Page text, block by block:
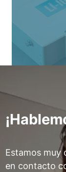
Estamos muy
en contacto